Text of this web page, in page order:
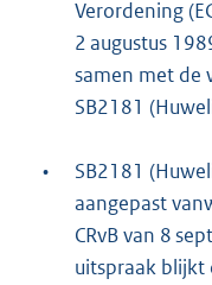
Verordening
2 augustus
samen met de
SB2181
•
SB2181
aangepast
CRvB van 8
uitspraak blijkt